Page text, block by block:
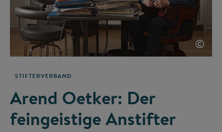
©
STIFTERVERBAND
Arend Oetker: Der
feingeistige Anstifter